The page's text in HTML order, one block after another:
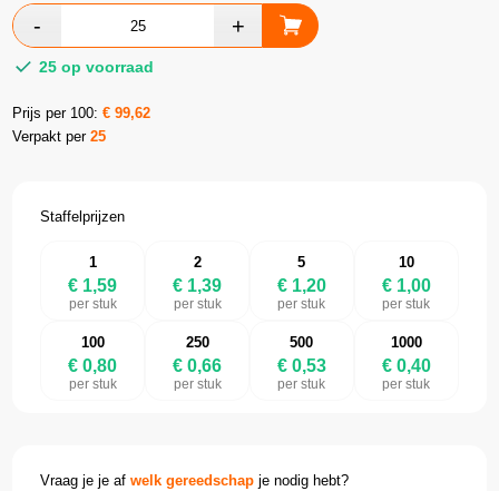
25 op voorraad
Prijs per 100:€99,62
Verpakt per25
Staffelprijzen
1
€ 1,59
per stuk
2
€ 1,39
per stuk
5
€ 1,20
per stuk
10
€ 1,00
per stuk
100
€ 0,80
per stuk
250
€ 0,66
per stuk
500
€ 0,53
per stuk
1000
€ 0,40
per stuk
Vraag je je afwelk gereedschap je nodig hebt?